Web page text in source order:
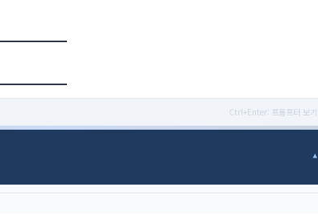
Ctrl+Enter: 프롬프터 보기
▾